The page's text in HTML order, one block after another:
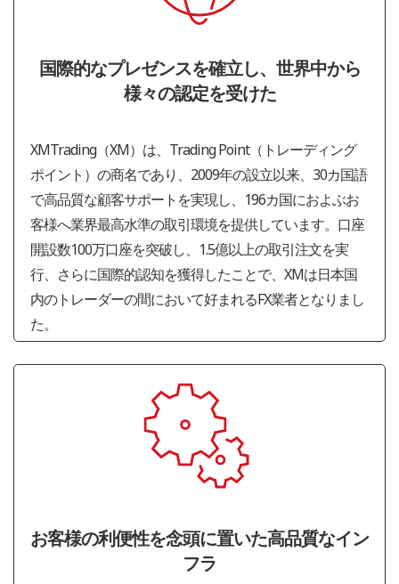
国際的なプレゼンスを確立し、世界中から
様々の認定を受けた
XMTrading（XM）は、Trading Point（トレーディング
ポイント）の商名であり、2009年の設立以来、30カ国語
で高品質な顧客サポートを実現し、196カ国におよぶお
客様へ業界最高水準の取引環境を提供しています。口座
開設数100万口座を突破し、1.5億以上の取引注文を実
行、さらに国際的認知を獲得したことで、ΧΜは日本国
内のトレーダーの間において好まれるFX業者となりまし
た。
お客様の利便性を念頭に置いた高品質なイン
フラ